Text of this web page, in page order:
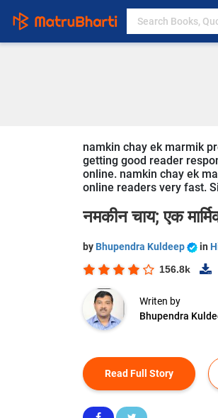
namkin chay ek marmik
getting good reader
online. namkin chay ek
online readers very fast.
नमकीन चाय; एक
by Bhupendra Kuldeep in
156.8k
Writen by
Bhupendra
Read Full Story